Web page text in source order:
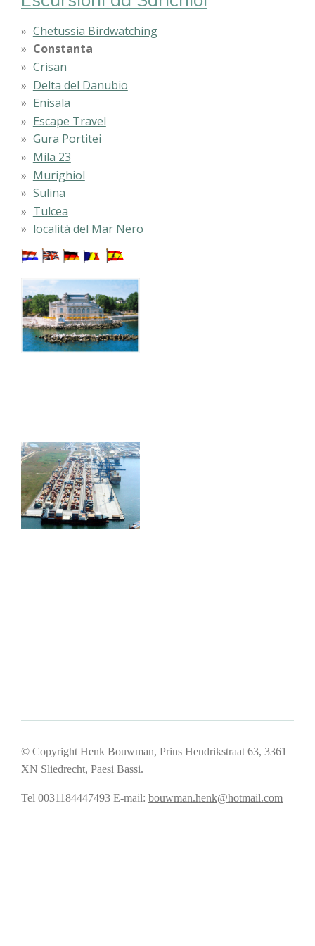
Chetussia Birdwatching
Constanta
Crisan
Delta del Danubio
Enisala
Escape Travel
Gura Portitei
Mila 23
Murighiol
Sulina
Tulcea
località del Mar Nero
© Copyright Henk Bouwman, Prins Hendrikstraat 63, 3361
XN Sliedrecht, Paesi Bassi.
Tel 0031184447493 E-mail: bouwman.henk@hotmail.com